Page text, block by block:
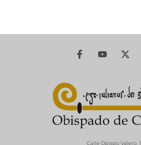
Calle Obispo Valero, 1